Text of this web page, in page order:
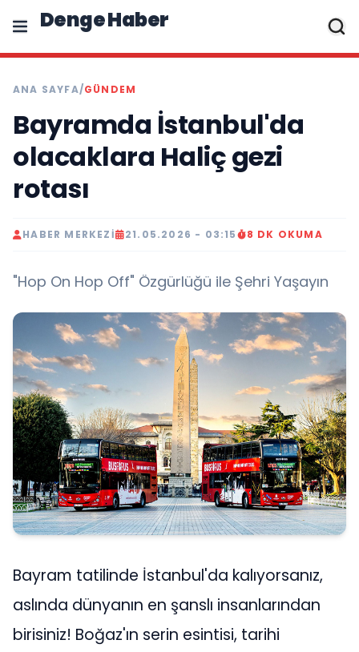
Denge Haber
ANA SAYFA/GÜNDEM
Bayramda İstanbul'da
olacaklara Haliç gezi
rotası
HABER MERKEZI 21.05.2026 - 03:15 8 DK OKUMA
"Hop On Hop Off" Özgürlüğü ile Şehri Yaşayın
Bayram tatilinde İstanbul'da kalıyorsanız,
aslında dünyanın en şanslı insanlarından
birisiniz! Boğaz'ın serin esintisi, tarihi